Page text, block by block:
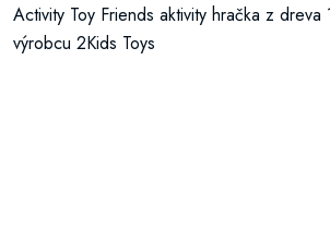
Activity Toy Friends aktivity hračka z
výrobcu 2Kids Toys